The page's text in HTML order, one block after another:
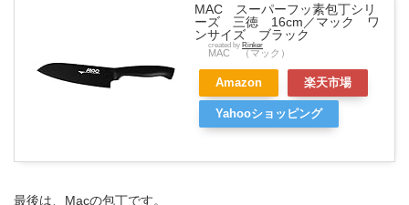
MAC スーパーフッ素包丁シリ
ーズ 三徳 16cm／マック ワ
ンサイズ ブラック
created by Rinker
MAC （マック）
Amazon 楽天市場
Yahooショッピング
最後は、Macの包丁です。